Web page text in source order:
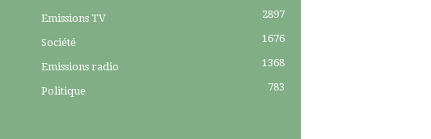
Emissions TV 2897
Société 1676
Emissions radio 1368
Politique 783